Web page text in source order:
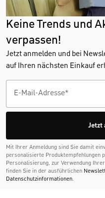
Keine Trends und
verpassen!
Jetzt anmelden und bei
auf Ihren nächsten Einkauf
Jetzt
Mit Ihrer Anmeldung sind Sie damit
personalisierte Produktempfehlungen
Personalisierung, zur Verwendung
finden Sie in der ausführlichen
Datenschutzinformationen.